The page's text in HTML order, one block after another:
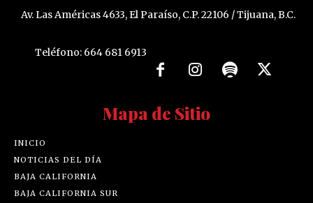
Av. Las Américas 4633, El Paraíso, C.P. 22106 / Tijuana, B.C.
Teléfono: 664 681 6913
Mapa de Sitio
INICIO
NOTICIAS DEL DÍA
BAJA CALIFORNIA
BAJA CALIFORNIA SUR